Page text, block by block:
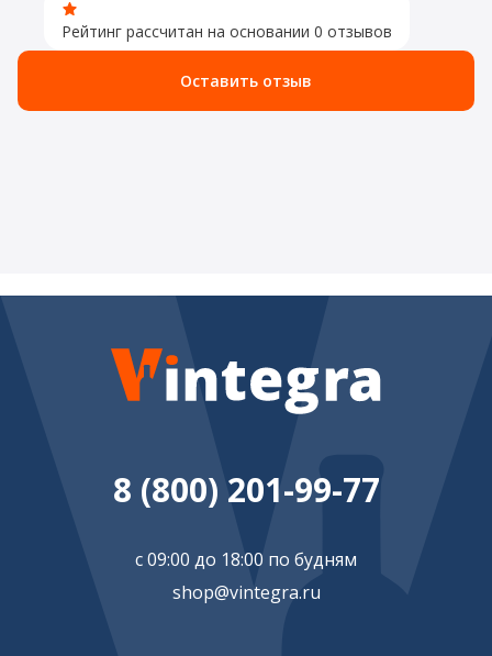
Рейтинг рассчитан на основании 0 отзывов
Оставить отзыв
8 (800) 201-99-77
с 09:00 до 18:00 по будням
shop@vintegra.ru